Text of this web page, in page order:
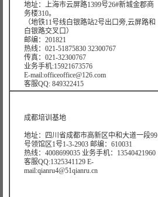
地址：上海市云屏路1399号26#新城金郡商
务楼310。
（地铁11号线白银路站2号出口旁,云屏路和
白银路交叉口）
邮编：201821
热线：021-51875830 32300767
传真：021-32300767
业务手机:15921673576
E-mail:officeoffice@126.com
客服QQ: 849322415
成都培训基地
地址：四川省成都市高新区中和大道一段99
号领馆区1号1-3-2903 邮编：610031
热线：4008699035 业务手机：13540421960
客服QQ:1325341129 E-
mail:qianru4@51qianru.cn